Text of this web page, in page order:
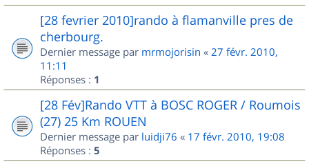
[28 fevrier 2010]rando à flamanville pres de
cherbourg.
Dernier message par mrmojorisin « 27 févr. 2010,
11:11
Réponses : 1
[28 Fév]Rando VTT à BOSC ROGER / Roumois
(27) 25 Km ROUEN
Dernier message par luidji76 « 17 févr. 2010, 19:08
Réponses : 5